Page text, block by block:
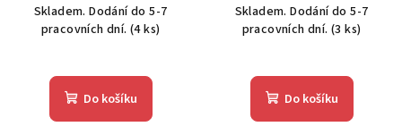
Skladem. Dodání do 5-7
pracovních dní. (4 ks)
Do košíku
Skladem. Dodání do 5-7
pracovních dní. (3 ks)
Do košíku